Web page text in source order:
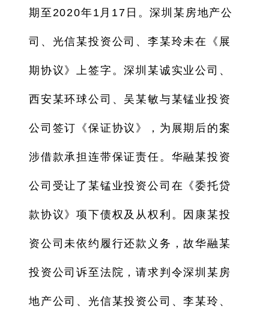
期至2020年1月17日。深圳某房地产公
司、光信某投资公司、李某玲未在《展
期协议》上签字。深圳某诚实业公司、
西安某环球公司、吴某敏与某锰业投资
公司签订《保证协议》，为展期后的案
涉借款承担连带保证责任。华融某投资
公司受让了某锰业投资公司在《委托贷
款协议》项下债权及从权利。因康某投
资公司未依约履行还款义务，故华融某
投资公司诉至法院，请求判令深圳某房
地产公司、光信某投资公司、李某玲、